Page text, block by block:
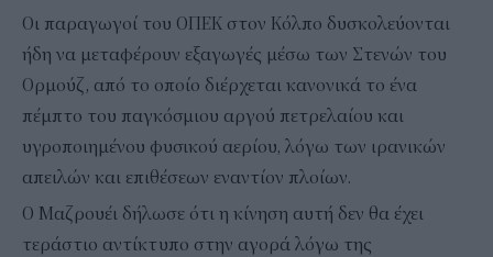
Οι παραγωγοί του ΟΠΕΚ στον Κόλπο δυσκολεύονται
ήδη να μεταφέρουν εξαγωγές μέσω των Στενών του
Ορμούζ, από το οποίο διέρχεται κανονικά το ένα
πέμπτο του παγκόσμιου αργού πετρελαίου και
υγροποιημένου φυσικού αερίου, λόγω των ιρανικών
απειλών και επιθέσεων εναντίον πλοίων.
Ο Μαζρουέι δήλωσε ότι η κίνηση αυτή δεν θα έχει
τεράστιο αντίκτυπο στην αγορά λόγω της